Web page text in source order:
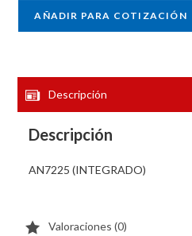
AÑADIR PARA COTIZACIÓN
Descripción
Descripción
AN7225 (INTEGRADO)
Valoraciones (0)